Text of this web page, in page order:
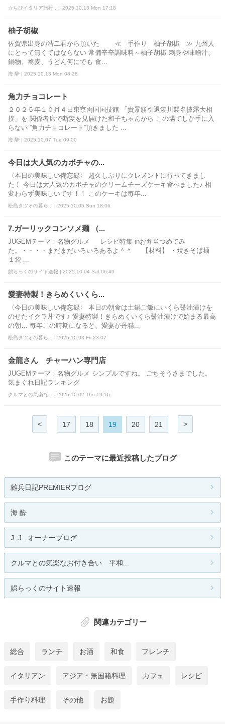
☆ちびイタリア旅行... | 2025.10.13 Mon 17:18
柚子胡椒
佐賀県出身の浩二君から頂いた ≪ 手作り 柚子胡椒 ≫ 九州人
にとって無くてはならない 常備辛辛調味料～柚子胡椒 刺身や味噌汁、
鍋物、蕎麦、うどん何にでも 食...
海 酔 | 2025.10.13 Mon 08:28
角力チョコレート
２０２５年１０月４日東京両国国技館 「貴景勝引退湊川襲名披露大相
撲」を 関係者席で断髪を見届けた和子ちゃんから この場でしか手に入
らない ”角力チョコレート”頂きました ...
海 酔 | 2025.10.07 Tue 09:00
今日は大人気のカボチャの...
〈本日の美味しい備忘録〉 超久しぶりにクレメントに行ってきまし
た！ 今日は大人気のカボチャのクリームチーズケーキ食べました♪ 相
変わらず美味しいです！！ このケーキは毎年...
松島タツオの暮ら... | 2025.10.05 Sun 18:06
7.ガーリックコンソメ麺 （...
JUGEMテーマ：名物グルメ レシピ特集 inお弁当つめてみ
た。・・・・まだまだいろいろあるよ＾＾ 【材料】 ・焼きそば麺
１袋 ...
娯らっくのサイト速報 | 2025.10.04 Sat 06:49
愛妻特製！きらめくいくら...
〈今日の美味しい備忘録〉 本日の朝食は土鍋ご飯にいくら醤油漬けを
のせたイクラ丼です♪ 愛妻特製！きらめくいくら醤油漬けで始まる最高
の朝… 毎年この時期になると、愛妻が丹精...
松島タツオの暮ら... | 2025.10.03 Fri 23:07
金龍さん チャーハン専門店
JUGEMテーマ：名物グルメ シンプルですね。 ごちそうさまでした。
気まぐれ日記ランキング
クルマとの気楽な... | 2025.10.02 Thu 19:16
< 17 18 19 20 21 >
このテーマに最近投稿したブログ
雑兵日記PREMIERブログ
海 酔
J .J . オーナーブログ
クルマとの気楽なお付き合い 平和...
娯らっくのサイト速報
関連カテゴリー
総合 ランチ お酒 和食 フレンチ
イタリアン アジア・無国籍料理 カフェ レシピ
手作り料理 その他 お題